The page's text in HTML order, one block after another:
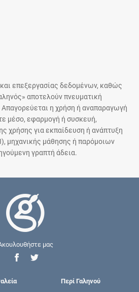
επεξεργασίας δεδομένων, καθώς
αποτελούν πνευματική
Απαγορεύεται η χρήση ή αναπαραγωγή
μέσο, εφαρμογή ή συσκευή,
χρήσης για εκπαίδευση ή ανάπτυξη
μηχανικής μάθησης ή παρόμοιων
γραπτή άδεια.
μας
Περί Γαληνού